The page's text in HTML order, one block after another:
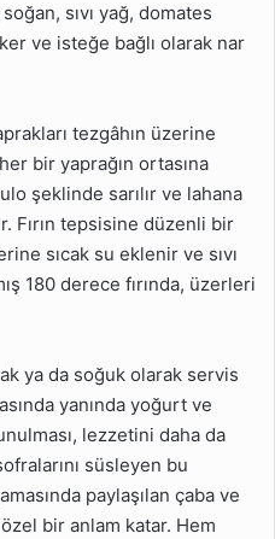
sıvı yağ, domates
ve isteğe bağlı olarak nar
tezgâhın üzerine
bir yaprağın ortasına
şeklinde sarılır ve lahana
Fırın tepsisine düzenli bir
sıcak su eklenir ve sıvı
180 derece fırında, üzerleri
ya da soğuk olarak servis
yanında yoğurt ve
lezzetini daha da
süsleyen bu
paylaşılan çaba ve
bir anlam katar. Hem